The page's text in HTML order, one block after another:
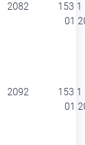
2082
153 1
01
2092
153 1
01